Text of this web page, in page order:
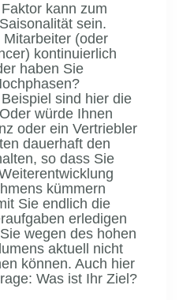
kann zum
sein.
Mitarbeiter (oder
kontinuierlich
haben Sie
sind hier die
würde Ihnen
oder ein Vertriebler
dauerhaft den
so dass Sie
kümmern
Sie endlich die
erledigen
wegen des hohen
aktuell nicht
können. Auch hier
Was ist Ihr Ziel?